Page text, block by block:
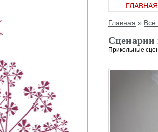
ГЛАВНАЯ
Главная » Всё
Сценарии
Прикольные